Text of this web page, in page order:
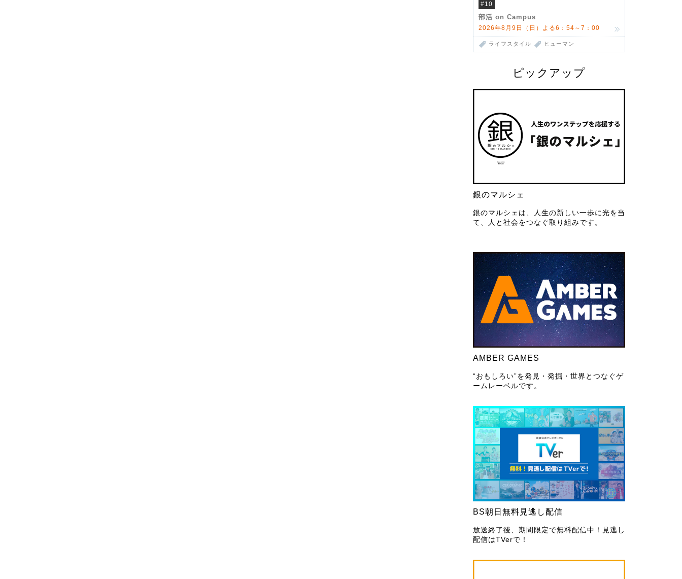
#10
部活 on Campus
2026年8月9日（日）よる6：54～7：00
ライフスタイル ヒューマン
ピックアップ
銀のマルシェ
銀のマルシェは、人生の新しい一歩に光を当
て、人と社会をつなぐ取り組みです。
AMBER GAMES
“おもしろい”を発見・発掘・世界とつなぐゲ
ームレーベルです。
BS朝日無料見逃し配信
放送終了後、期間限定で無料配信中！見逃し
配信はTVerで！